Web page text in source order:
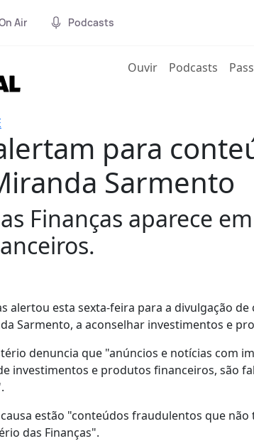
Air Podcasts
Ouvir(current)
Podcasts
para
Sarmento
Finanças aparece
alertou esta sexta-feira para a divulgação
Sarmento, a aconselhar investimentos e
denuncia que "anúncios e notícias com
investimentos e produtos financeiros, são
estão "conteúdos fraudulentos que
das Finanças".